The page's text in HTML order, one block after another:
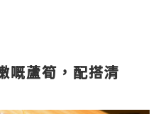
嘅蘆筍，配搭清